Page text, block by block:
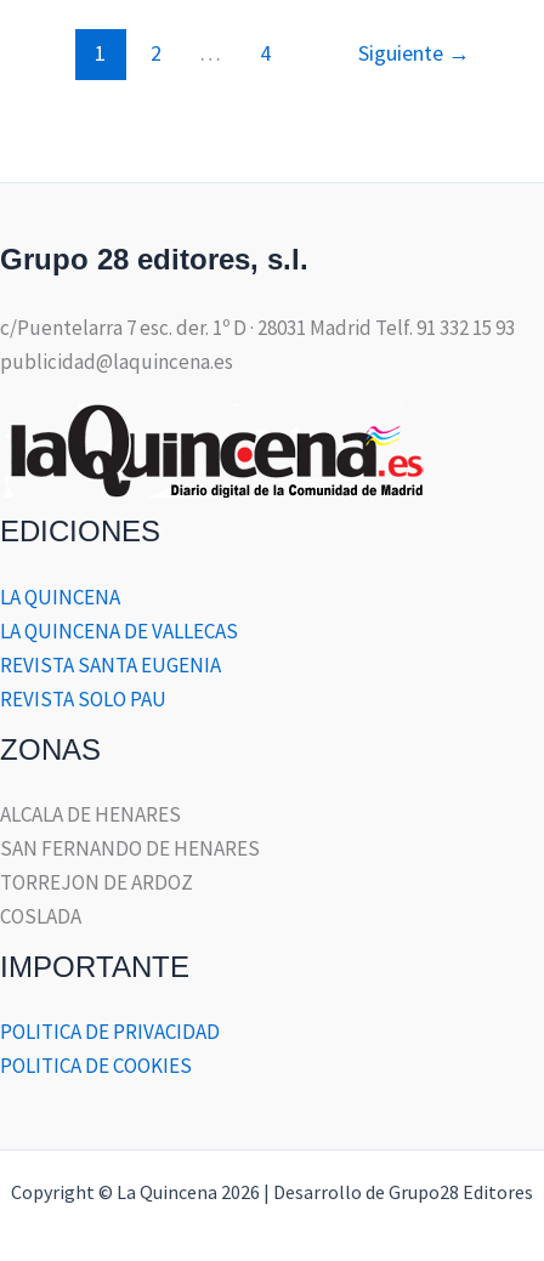
1 2 … 4 Siguiente →
Grupo 28 editores, s.l.
c/Puentelarra 7 esc. der. 1º D · 28031 Madrid Telf. 91 332 15 93
publicidad@laquincena.es
EDICIONES
LA QUINCENA
LA QUINCENA DE VALLECAS
REVISTA SANTA EUGENIA
REVISTA SOLO PAU
ZONAS
ALCALA DE HENARES
SAN FERNANDO DE HENARES
TORREJON DE ARDOZ
COSLADA
IMPORTANTE
POLITICA DE PRIVACIDAD
POLITICA DE COOKIES
Copyright © La Quincena 2026 | Desarrollo de Grupo28 Editores